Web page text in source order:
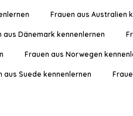
Frauen aus Australien
aus Dänemark kennenlernen
Frauen aus Norwegen
aus Suede kennenlernen